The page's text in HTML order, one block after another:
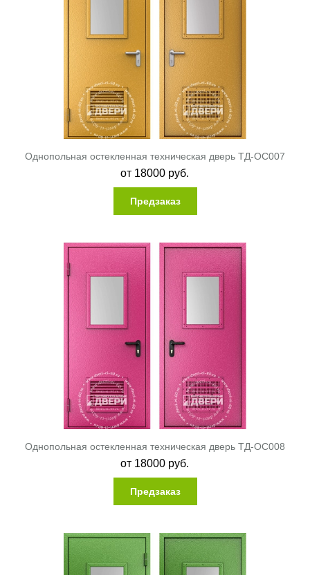
Однопольная остекленная техническая дверь ТД-ОС007
от 18000 руб.
Предзаказ
Однопольная остекленная техническая дверь ТД-ОС008
от 18000 руб.
Предзаказ